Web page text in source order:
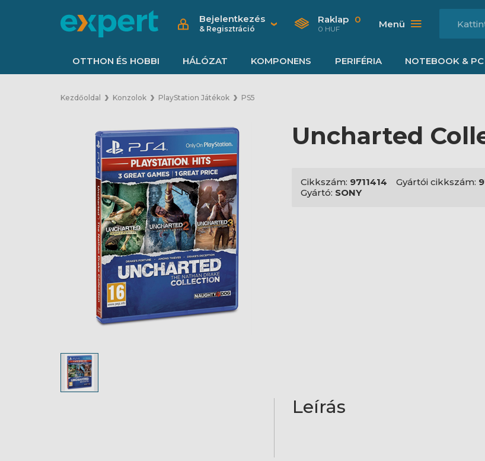
Bejelentkezés
& Regisztráció
Raklap 0
0 HUF Menü
OTTHON ÉS HOBBI HÁLÓZAT KOMPONENS PERIFÉRIA NOTEBOOK & PC
Kezdőoldal Konzolok PlayStation Játékok PS5
Uncharted
Cikkszám: 9711414 Gyártói cikkszám:
Gyártó: SONY
Leírás